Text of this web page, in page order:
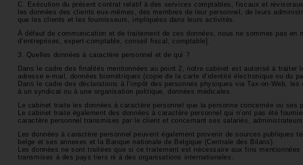
C. Exécution du présent contrat relatif à des services comptables, fiscaux et
les données des clients eux-mêmes, des membres de leur personnel, de leurs
que les clients et les fournisseurs, impliquées dans leurs activités.
À défaut de communication et de traitement de ces données, nous ne sommes pas en
d’entreprises, expert-comptable, conseil fiscal, comptable].
3. Quelles données à caractère personnel et de qui ?
Dans le cadre des finalités mentionnées au point 2, notre cabinet est autorisé à traiter
adresse e-mail, données biométriques (copie de la carte d’identité électronique ou du
Dans le cadre des déclarations à l’impôt des personnes physiques via Tax-on-Web,
à un syndicat ou à une organisation politique, données médicales.
Le cabinet traite les données à caractère personnel que la personne concernée ou ses
Le cabinet traite également des données à caractère personnel qui n’ont pas été
caractère personnel transmises par le client et concernant ses salariés,
Les données à caractère personnel peuvent également provenir de sources publiques
belge et ses annexes et la Banque nationale de Belgique (Centrale des Bilans).
Les données ne sont traitées que si ce traitement est nécessaire aux fins
transmises à des pays tiers ni à des organisations internationales.